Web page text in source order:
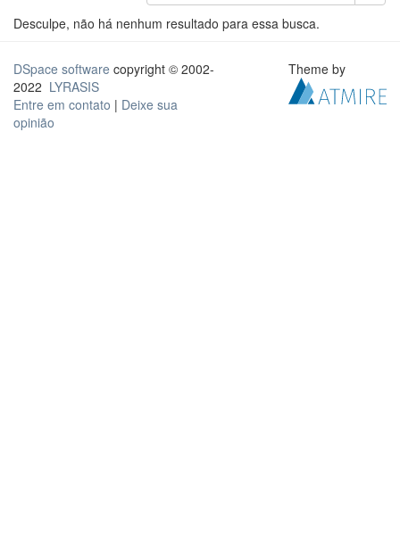
Desculpe, não há nenhum resultado para essa busca.
DSpace software copyright © 2002-
2022 LYRASIS
Entre em contato | Deixe sua
opinião
Theme by